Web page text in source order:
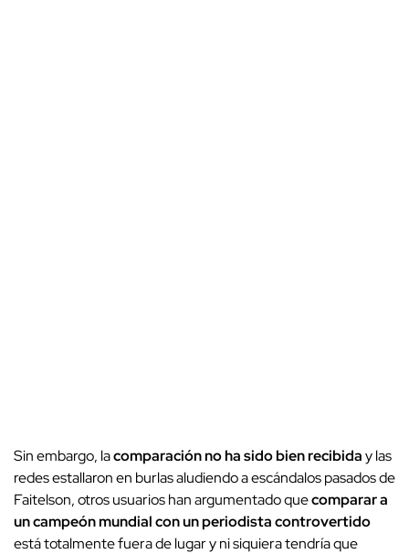
Sin embargo, lacomparación no ha sido bien recibiday las
redes estallaron en burlas aludiendo a escándalos pasados de
Faitelson, otros usuarios han argumentado quecomparar a
un campeón mundial con un periodista controvertido
está totalmente fuera de lugar y ni siquiera tendría que